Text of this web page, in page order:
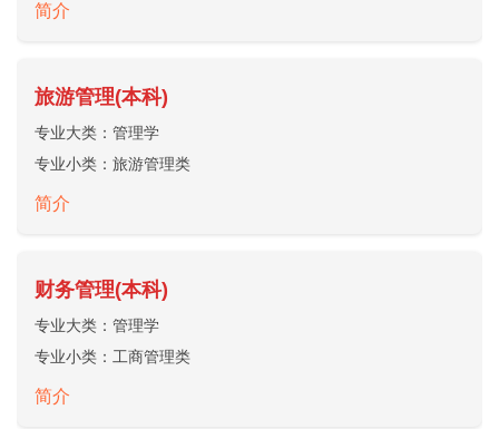
简介
旅游管理(本科)
专业大类： 管理学
专业小类： 旅游管理类
简介
财务管理(本科)
专业大类： 管理学
专业小类： 工商管理类
简介